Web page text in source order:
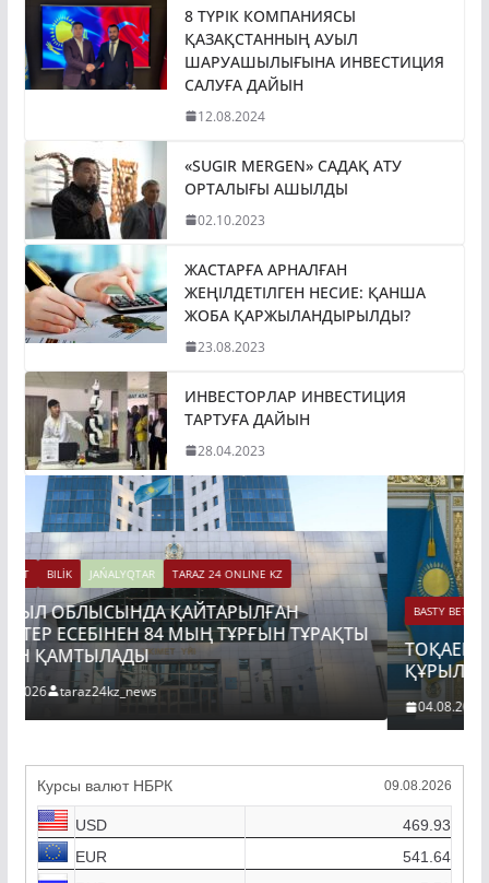
8 ТҮРІК КОМПАНИЯСЫ
ҚАЗАҚСТАННЫҢ АУЫЛ
ШАРУАШЫЛЫҒЫНА ИНВЕСТИЦИЯ
САЛУҒА ДАЙЫН
12.08.2024
«SUGIR MERGEN» САДАҚ АТУ
ОРТАЛЫҒЫ АШЫЛДЫ
02.10.2023
ЖАСТАРҒА АРНАЛҒАН
ЖЕҢІЛДЕТІЛГЕН НЕСИЕ: ҚАНША
ЖОБА ҚАРЖЫЛАНДЫРЫЛДЫ?
23.08.2023
ИНВЕСТОРЛАР ИНВЕСТИЦИЯ
ТАРТУҒА ДАЙЫН
28.04.2023
BASTY BET BILİK JAŃALYQTAR TARAZ 24 ONLINE KZ
ТОҚАЕВ БІРНЕШЕ ІРІ АВТОЖОЛ ЖОБАСЫНЫҢ
ҚҰРЫЛЫСЫН РЕСМИ ТҮРДЕ БАСТАП БЕРДІ
Курсы валют НБРК 09.08.2026
USD
469.93
EUR
541.64